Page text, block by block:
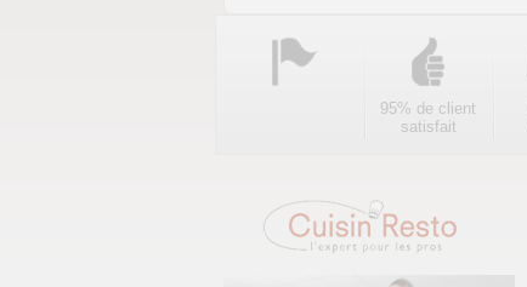
95% de client
satisfait